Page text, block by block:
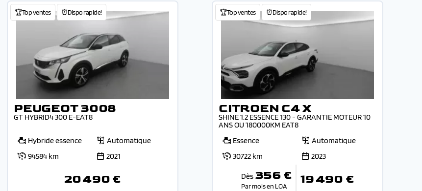
🏆Top ventes ⏰Dispo rapide!
PEUGEOT 3008
GT HYBRID4 300 E-EAT8
Hybride essence
Automatique
94584 km
2021
20 490 €
🏆Top ventes ⏰Dispo rapide!
CITROEN C4 X
SHINE 1.2 ESSENCE 130 - GARANTIE MOTEUR 10
ANS OU 180000KM EAT8
Essence
Automatique
30722 km
2023
Dès 356 €
Par mois en LOA 19 490 €